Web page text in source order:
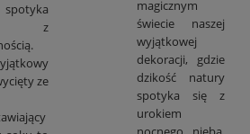
z
ze
magicznym
świecie naszej
wyjątkowej
dekoracji, gdzie
dzikość natury
spotyka się z
urokiem